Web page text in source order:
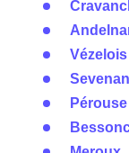
Vézelois
Pérouse